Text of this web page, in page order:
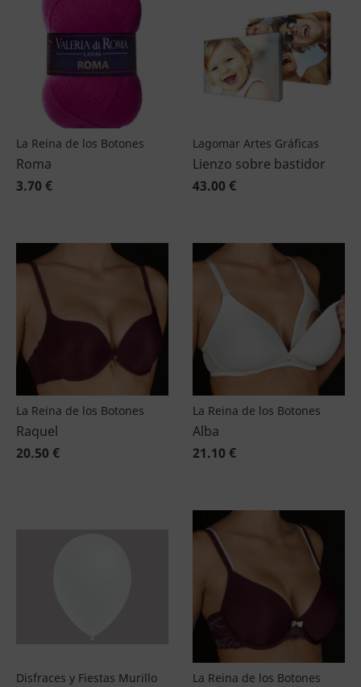
La Reina de los Botones
Roma
3.70 €
Lagomar Artes Gráficas
Lienzo sobre bastidor
43.00 €
La Reina de los Botones
Raquel
20.50 €
La Reina de los Botones
Alba
21.10 €
Disfraces y Fiestas Murillo La Reina de los Botones